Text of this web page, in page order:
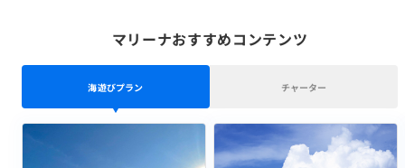
マリーナおすすめコンテンツ
海遊びプラン チャーター